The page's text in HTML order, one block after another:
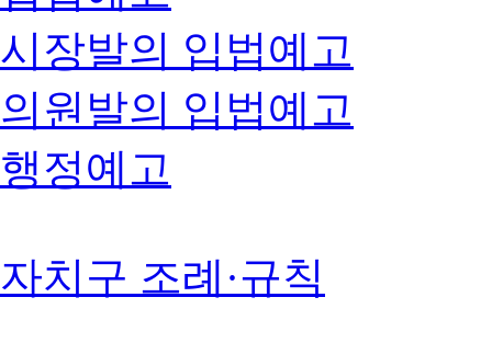
시장발의 입법예고
의원발의 입법예고
행정예고
자치구 조례·규칙